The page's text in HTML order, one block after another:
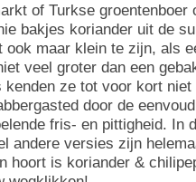
of Turkse groentenboer
bakjes koriander uit de
ook maar klein te zijn, als
veel groter dan een
ze tot voor kort
door de
fris- en pittigheid. In
andere versies zijn
hoort is koriander &